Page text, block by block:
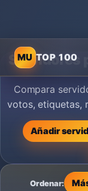
MU TOP 100
Compara
votos, etiquetas,
Añadir
Ordenar: